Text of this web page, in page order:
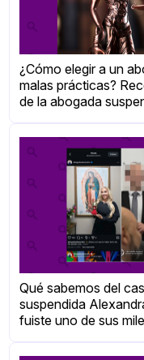
¿Cómo elegir a un
malas prácticas?
de la abogada
Qué sabemos del
suspendida
fuiste uno de sus